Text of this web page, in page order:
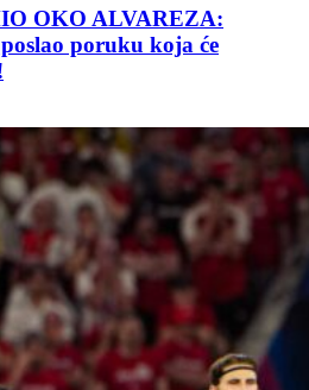
OKO ALVAREZA:
poruku koja će